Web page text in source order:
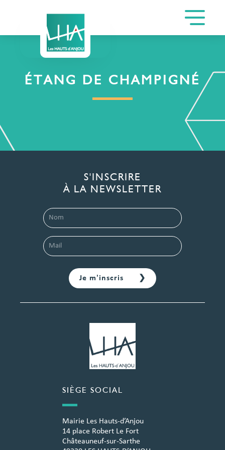
ÉTANG DE CHAMPIGNÉ
S'INSCRIRE
À LA NEWSLETTER
SIÈGE SOCIAL
Mairie Les Hauts-d’Anjou
14 place Robert Le Fort
Châteauneuf-sur-Sarthe